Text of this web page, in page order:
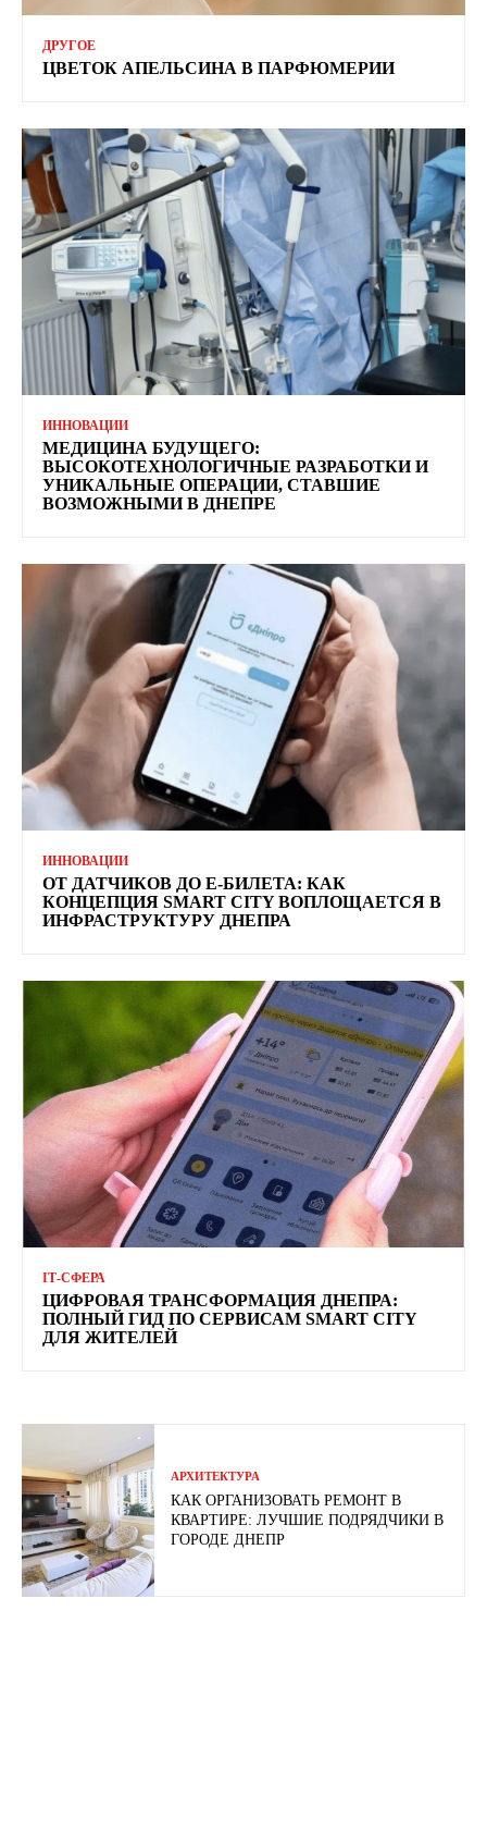
ДРУГОЕ
ЦВЕТОК АПЕЛЬСИНА В ПАРФЮМЕРИИ
ИННОВАЦИИ
МЕДИЦИНА БУДУЩЕГО:
ВЫСОКОТЕХНОЛОГИЧНЫЕ РАЗРАБОТКИ И
УНИКАЛЬНЫЕ ОПЕРАЦИИ, СТАВШИЕ
ВОЗМОЖНЫМИ В ДНЕПРЕ
ИННОВАЦИИ
ОТ ДАТЧИКОВ ДО Е-БИЛЕТА: КАК
КОНЦЕПЦИЯ SMART CITY ВОПЛОЩАЕТСЯ В
ИНФРАСТРУКТУРУ ДНЕПРА
ІТ-СФЕРА
ЦИФРОВАЯ ТРАНСФОРМАЦИЯ ДНЕПРА:
ПОЛНЫЙ ГИД ПО СЕРВИСАМ SMART CITY
ДЛЯ ЖИТЕЛЕЙ
АРХИТЕКТУРА
КАК ОРГАНИЗОВАТЬ РЕМОНТ В
КВАРТИРЕ: ЛУЧШИЕ ПОДРЯДЧИКИ В
ГОРОДЕ ДНЕПР